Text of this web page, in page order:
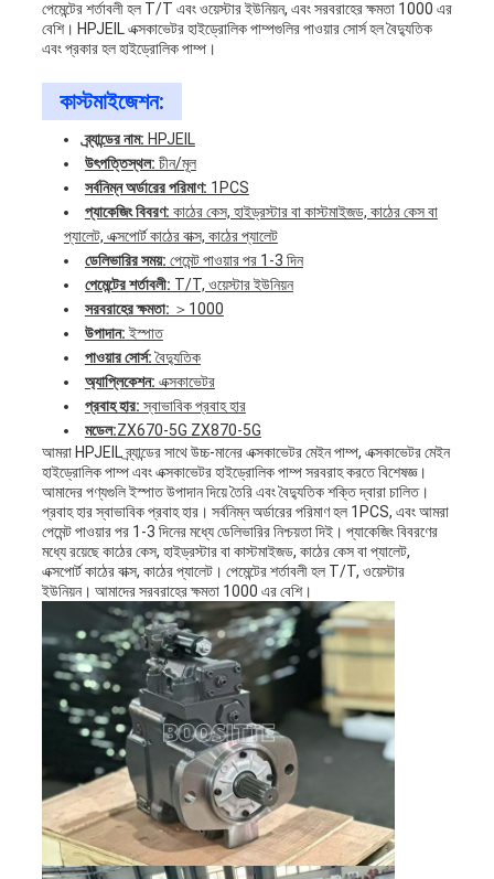
পেমেন্টের শর্তাবলী হল T/T এবং ওয়েস্টার ইউনিয়ন, এবং সরবরাহের ক্ষমতা 1000 এর
বেশি। HPJEIL এক্সকাভেটর হাইড্রোলিক পাম্পগুলির পাওয়ার সোর্স হল বৈদ্যুতিক
এবং প্রকার হল হাইড্রোলিক পাম্প।
কাস্টমাইজেশন:
ব্র্যান্ডের নাম: HPJEIL
উৎপত্তিস্থল: চীন/মূল
সর্বনিম্ন অর্ডারের পরিমাণ: 1PCS
প্যাকেজিং বিবরণ: কাঠের কেস, হাইড্রস্টার বা কাস্টমাইজড, কাঠের কেস বা
প্যালেট, এক্সপোর্ট কাঠের বাক্স, কাঠের প্যালেট
ডেলিভারির সময়: পেমেন্ট পাওয়ার পর 1-3 দিন
পেমেন্টের শর্তাবলী: T/T, ওয়েস্টার ইউনিয়ন
সরবরাহের ক্ষমতা: ＞1000
উপাদান:ইস্পাত
পাওয়ার সোর্স:বৈদ্যুতিক
অ্যাপ্লিকেশন: এক্সকাভেটর
প্রবাহ হার:স্বাভাবিক প্রবাহ হার
মডেল:ZX670-5G ZX870-5G
আমরা HPJEIL ব্র্যান্ডের সাথে উচ্চ-মানের এক্সকাভেটর মেইন পাম্প, এক্সকাভেটর মেইন
হাইড্রোলিক পাম্প এবং এক্সকাভেটর হাইড্রোলিক পাম্প সরবরাহ করতে বিশেষজ্ঞ।
আমাদের পণ্যগুলি ইস্পাত উপাদান দিয়ে তৈরি এবং বৈদ্যুতিক শক্তি দ্বারা চালিত।
প্রবাহ হার স্বাভাবিক প্রবাহ হার। সর্বনিম্ন অর্ডারের পরিমাণ হল 1PCS, এবং আমরা
পেমেন্ট পাওয়ার পর 1-3 দিনের মধ্যে ডেলিভারির নিশ্চয়তা দিই। প্যাকেজিং বিবরণের
মধ্যে রয়েছে কাঠের কেস, হাইড্রস্টার বা কাস্টমাইজড, কাঠের কেস বা প্যালেট,
এক্সপোর্ট কাঠের বাক্স, কাঠের প্যালেট। পেমেন্টের শর্তাবলী হল T/T, ওয়েস্টার
ইউনিয়ন। আমাদের সরবরাহের ক্ষমতা 1000 এর বেশি।